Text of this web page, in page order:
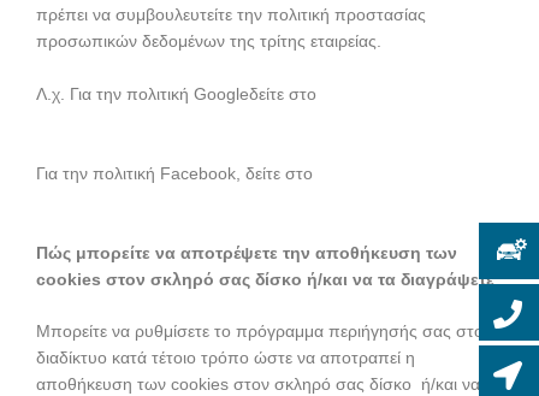
πρέπει να συμβουλευτείτε την πολιτική προστασίας
προσωπικών δεδομένων της τρίτης εταιρείας.
Λ.χ. Για την πολιτική Googleδείτε στο
Για την πολιτική Facebook, δείτε στο
Πώς μπορείτε να αποτρέψετε την αποθήκευση των
cookies στον σκληρό σας δίσκο ή/και να τα διαγράψετε
Μπορείτε να ρυθμίσετε το πρόγραμμα περιήγησής σας στο
διαδίκτυο κατά τέτοιο τρόπο ώστε να αποτραπεί η
αποθήκευση των cookies στον σκληρό σας δίσκο ή/και να